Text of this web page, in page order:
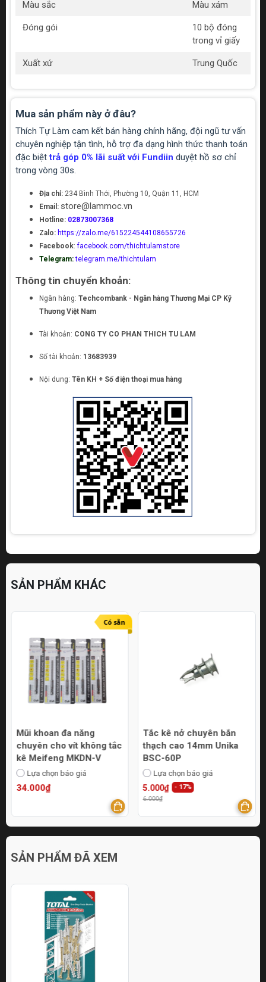
Màu sắc Màu xám
Đóng gói
10 bộ đóng
trong vỉ giấy
Xuất xứ Trung Quốc
Mua sản phẩm này ở đâu?
Thích Tự Làm cam kết bán hàng chính hãng, đội ngũ tư vấn
chuyên nghiệp tận tình, hỗ trợ đa dạng hình thức thanh toán
đặc biệttrả góp 0% lãi suất với Fundiin duyệt hồ sơ chỉ
trong vòng 30s.
Địa chỉ: 234 Bình Thới, Phường 10, Quận 11, HCM
Email: store@lammoc.vn
Hotline: 02873007368
Zalo: https://zalo.me/615224544108655726
Facebook:facebook.com/thichtulamstore
Telegram: telegram.me/thichtulam
Thông tin chuyển khoản:
Ngân hàng: Techcombank - Ngân hàng Thương Mại CP Kỹ
Thương Việt Nam
Tài khoản: CONG TY CO PHAN THICH TU LAM
Số tài khoản: 13683939
Nội dung: Tên KH + Số điện thoại mua hàng
SẢN PHẨM KHÁC
Có sẵn
Mũi khoan đa năng
chuyên cho vít không tắc
kê Meifeng MKDN-V
Lựa chọn báo giá
34.000₫
Tắc kê nở chuyên bắn
thạch cao 14mm Unika
BSC-60P
Lựa chọn báo giá
5.000₫
6.000₫
- 17%
SẢN PHẨM ĐÃ XEM